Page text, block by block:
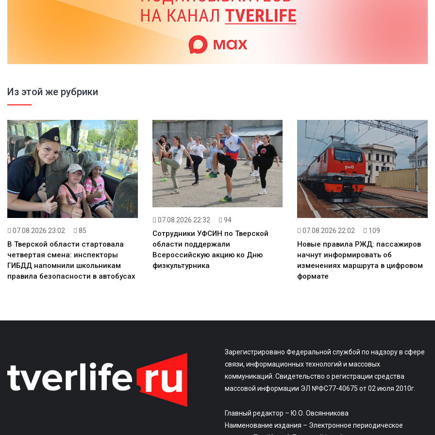
Из этой же рубрики
07.08.2026 23:02 85
В Тверской области стартовала
четвертая смена: инспекторы
ГИБДД напомнили школьникам
правила безопасности в автобусах
07.08.2026 22:32 94
Сотрудники УФСИН по Тверской
области поддержали
Всероссийскую акцию ко Дню
физкультурника
07.08.2026 22:02 109
Новые правила РЖД: пассажиров
начнут информировать об
изменениях маршрута в цифровом
формате
Зарегистрировано Федеральной службой по надзору в сфере
связи, информационных технологий и массовых
коммуникаций. Свидетельство о регистрации средства
массовой информации ЭЛ №ФС77-40675 от 02 июля 2010г.
Главный редактор – Ю.О. Овсянникова
Наименование издания – Электронное периодическое